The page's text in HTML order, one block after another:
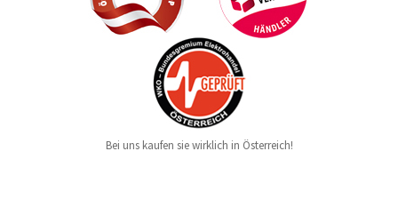
Bei uns kaufen sie wirklich in Österreich!